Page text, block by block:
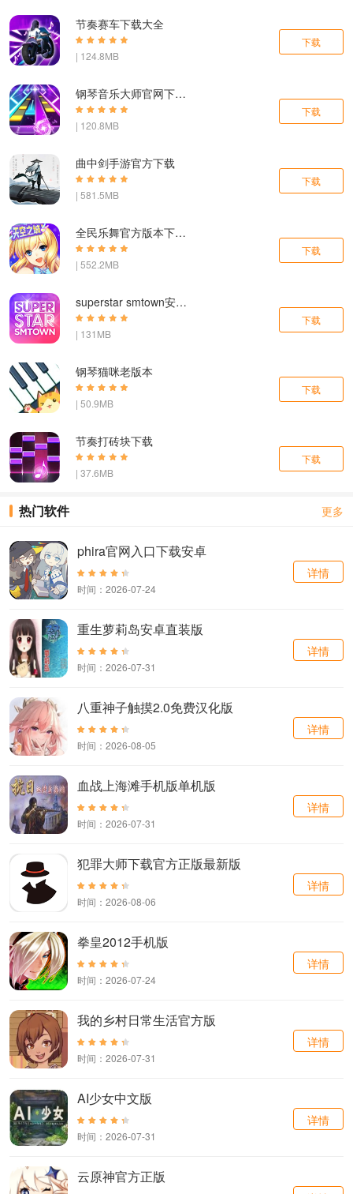
节奏赛车下载大全
| 124.8MB
下载
钢琴音乐大师官网下载手机版安卓版
| 120.8MB
下载
曲中剑手游官方下载
| 581.5MB
下载
全民乐舞官方版本下载安装手机版
| 552.2MB
下载
superstar smtown安卓下载最新版韩服
| 131MB
下载
钢琴猫咪老版本
| 50.9MB
下载
节奏打砖块下载
| 37.6MB
下载
热门软件 更多
phira官网入口下载安卓
时间：2026-07-24
详情
重生萝莉岛安卓直装版
时间：2026-07-31
详情
八重神子触摸2.0免费汉化版
时间：2026-08-05
详情
血战上海滩手机版单机版
时间：2026-07-31
详情
犯罪大师下载官方正版最新版
时间：2026-08-06
详情
拳皇2012手机版
时间：2026-07-24
详情
我的乡村日常生活官方版
时间：2026-07-31
详情
AI少女中文版
时间：2026-07-31
详情
云原神官方正版